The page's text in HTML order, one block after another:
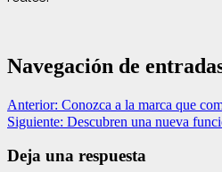
Navegación de
Anterior: Conozca a la marca que
Siguiente: Descubren una nueva
Deja una respuesta